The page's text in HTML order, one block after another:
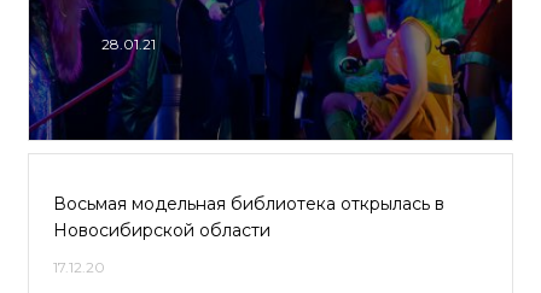
28.01.21
Восьмая модельная библиотека открылась в
Новосибирской области
17.12.20